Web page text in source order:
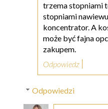
trzema stopniami
stopniami
koncentrator. A
może być fajna
zakupem.
Odpowiedz
Odpowiedzi